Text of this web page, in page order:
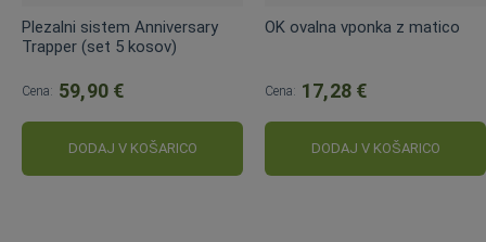
Plezalni sistem Anniversary
Trapper (set 5 kosov)
Cena: 59,90 €
DODAJ V KOŠARICO
OK ovalna vponka z matico
Cena: 17,28 €
DODAJ V KOŠARICO